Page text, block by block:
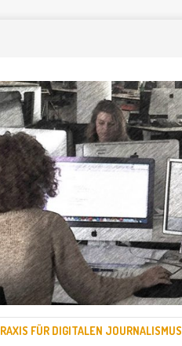
FÜR DIGITALEN JOURNALISMUS